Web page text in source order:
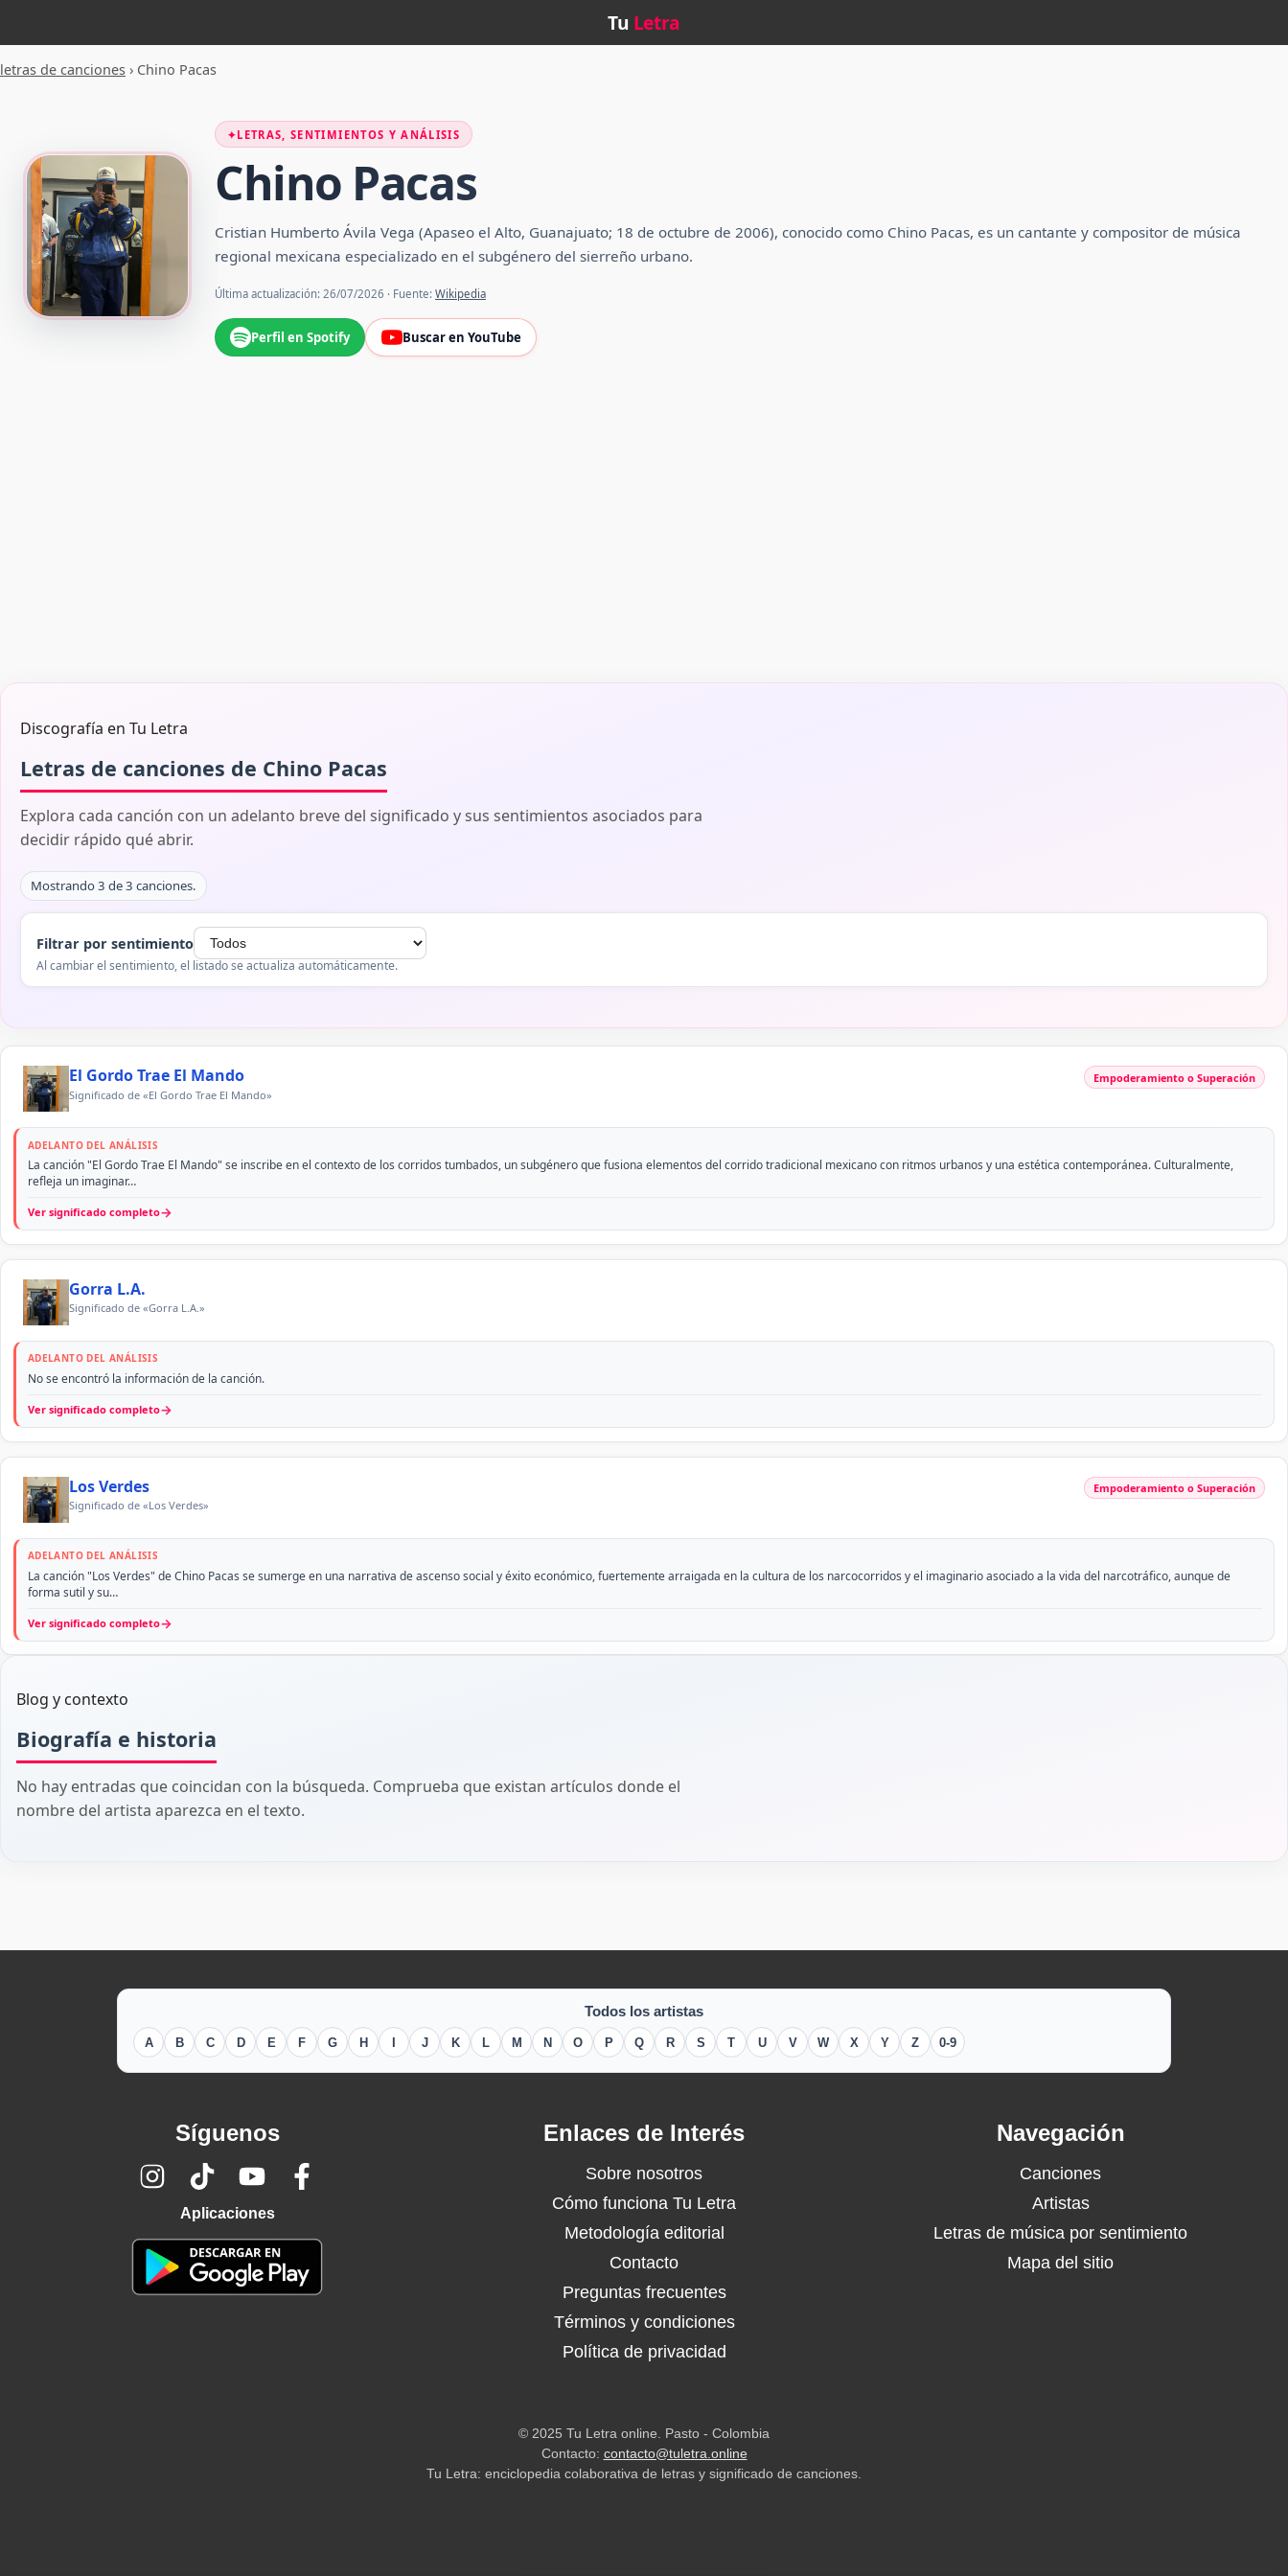
Tu Letra
letras de canciones › Chino Pacas
✦LETRAS, SENTIMIENTOS Y ANÁLISIS
Chino Pacas
Cristian Humberto Ávila Vega (Apaseo el Alto, Guanajuato; 18 de octubre de 2006), conocido como Chino Pacas, es un cantante y compositor de música
regional mexicana especializado en el subgénero del sierreño urbano.
Última actualización: 26/07/2026 · Fuente: Wikipedia
Perfil en Spotify Buscar en YouTube
Discografía en Tu Letra
Letras de canciones de Chino Pacas
Explora cada canción con un adelanto breve del significado y sus sentimientos asociados para
decidir rápido qué abrir.
Mostrando 3 de 3 canciones.
Filtrar por sentimiento
Al cambiar el sentimiento, el listado se actualiza automáticamente.
El Gordo Trae El Mando
Significado de «El Gordo Trae El Mando»
Empoderamiento o Superación
ADELANTO DEL ANÁLISIS
La canción "El Gordo Trae El Mando" se inscribe en el contexto de los corridos tumbados, un subgénero que fusiona elementos del corrido tradicional mexicano con ritmos urbanos y una estética contemporánea. Culturalmente,
refleja un imaginar…
Ver significado completo→
Gorra L.A.
Significado de «Gorra L.A.»
ADELANTO DEL ANÁLISIS
No se encontró la información de la canción.
Ver significado completo→
Los Verdes
Significado de «Los Verdes»
Empoderamiento o Superación
ADELANTO DEL ANÁLISIS
La canción "Los Verdes" de Chino Pacas se sumerge en una narrativa de ascenso social y éxito económico, fuertemente arraigada en la cultura de los narcocorridos y el imaginario asociado a la vida del narcotráfico, aunque de
forma sutil y su…
Ver significado completo→
Blog y contexto
Biografía e historia
No hay entradas que coincidan con la búsqueda. Comprueba que existan artículos donde el
nombre del artista aparezca en el texto.
Todos los artistas
A B C D E F G H J K L M N O P Q R S T U V W X Y Z 0-9
Síguenos
Aplicaciones
Enlaces de Interés
Sobre nosotros
Cómo funciona Tu Letra
Metodología editorial
Contacto
Preguntas frecuentes
Términos y condiciones
Política de privacidad
Navegación
Canciones
Artistas
Letras de música por sentimiento
Mapa del sitio
© 2025 Tu Letra online. Pasto - Colombia
Contacto: contacto@tuletra.online
Tu Letra: enciclopedia colaborativa de letras y significado de canciones.